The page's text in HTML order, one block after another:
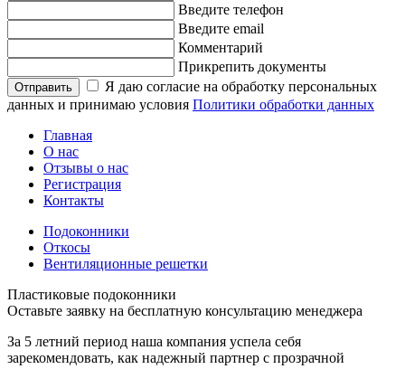
Введите телефон
Введите email
Комментарий
Прикрепить документы
Отправить
Я даю согласие на обработку персональных
данных и принимаю условия Политики обработки данных
Главная
О нас
Отзывы о нас
Регистрация
Контакты
Подоконники
Откосы
Вентиляционные решетки
Пластиковые подоконники
Оставьте заявку на бесплатную консультацию менеджера
За 5 летний период наша компания успела себя
зарекомендовать, как надежный партнер с прозрачной